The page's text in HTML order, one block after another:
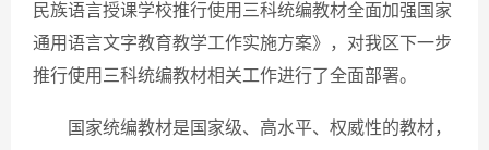
民族语言授课学校推行使用三科统编教材全面加强国家
通用语言文字教育教学工作实施方案》，对我区下一步
推行使用三科统编教材相关工作进行了全面部署。
国家统编教材是国家级、高水平、权威性的教材，